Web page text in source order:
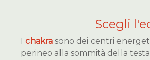
Scegli
chakra sono dei centri
perineo alla sommità della